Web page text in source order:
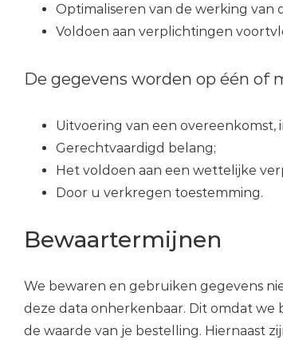
Optimaliseren van de werking van
Voldoen aan verplichtingen
De gegevens worden op één of
Uitvoering van een
Gerechtvaardigd belang;
Het voldoen aan een wettelijke
Door u verkregen toestemming.
Bewaartermijnen
We bewaren en gebruiken gegevens
deze data onherkenbaar. Dit omdat we
de waarde van je bestelling. Hiernaast